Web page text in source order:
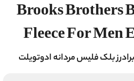
Brooks Brothers
Fleece For Men
بلک فلیس مردانه ادوتویلت